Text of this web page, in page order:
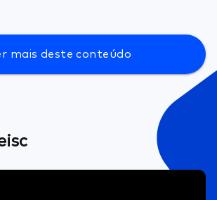
mais deste conteúdo